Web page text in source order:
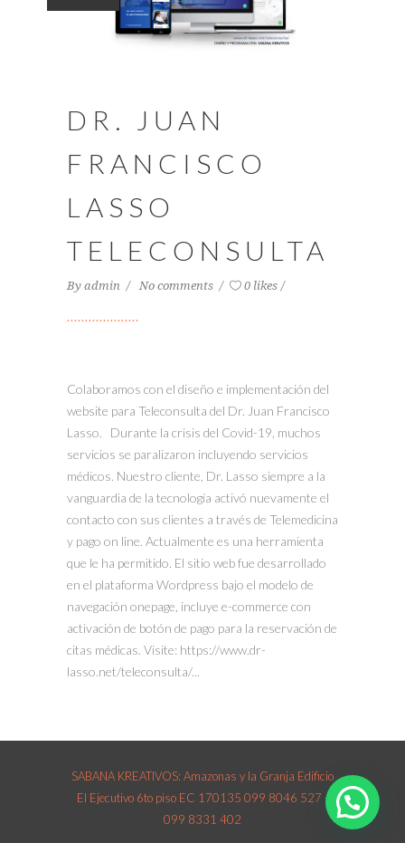
DR. JUAN
FRANCISCO
LASSO
TELECONSULTA
By admin No comments 0 likes
Colaboramos con el diseño e implementación del
website para Teleconsulta del Dr. Juan Francisco
Lasso. Durante la crisis del Covid-19, muchos
servicios se paralizaron incluyendo servicios
médicos. Nuestro cliente, Dr. Lasso siempre a la
vanguardia de la tecnología activó nuevamente el
contacto con sus clientes a través de Telemedicina
y pago on line. Actualmente es una herramienta
que le ha permitido. El sitio web fue desarrollado
en el plataforma Wordpress bajo el modelo de
navegación onepage, incluye e-commerce con
activación de botón de pago para la reservación de
citas médicas. Visite: https://www.dr-
lasso.net/teleconsulta/...
SABANA KREATIVOS: Amazonas y la Granja Edificio
El Ejecutivo 6to piso EC 170135 099 8046 527 -
099 8331 402